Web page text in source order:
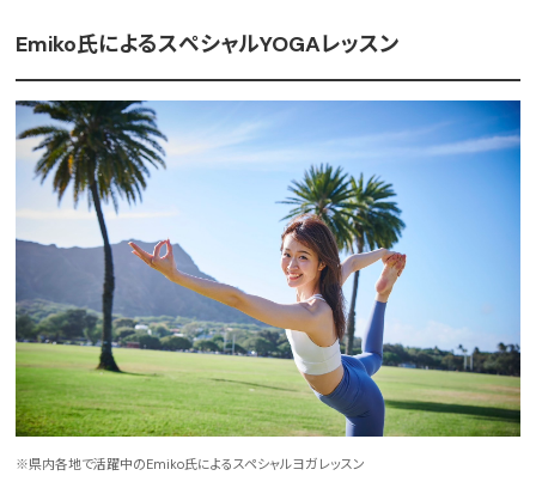
Emiko氏によるスペシャルYOGAレッスン
※県内各地で活躍中のEmiko氏によるスペシャルヨガレッスン